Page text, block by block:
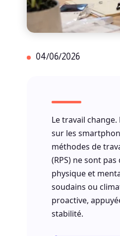
04/06/2026
Le travail
sur les
méthodes de
(RPS) ne sont
physique et
soudains ou
proactive,
stabilité.